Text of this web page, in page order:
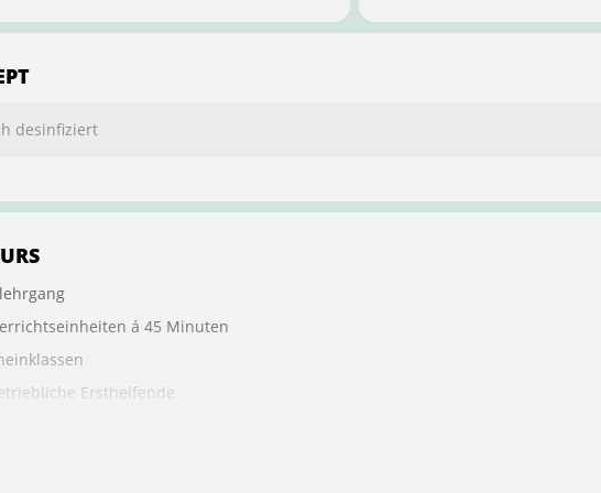
desinfiziert
á 45 Minuten
Ersthelfende
im Kurs auch gleich, den für die Führerscheinanmeldung erforderlichen